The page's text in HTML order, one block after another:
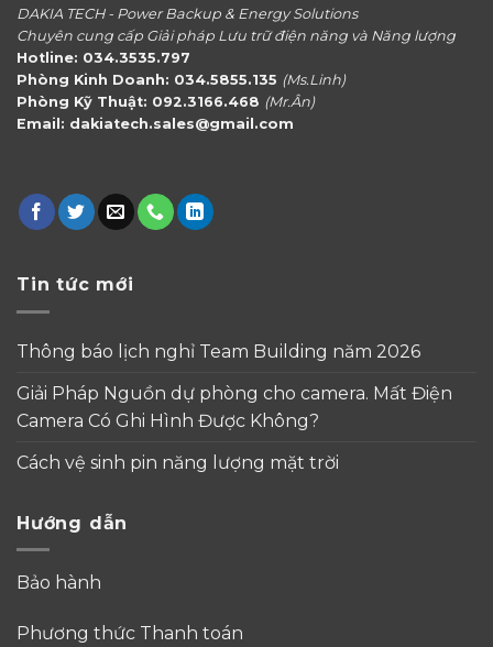
DAKIA TECH - Power Backup & Energy Solutions
Chuyên cung cấp Giải pháp Lưu trữ điện năng và Năng lượng
Hotline: 034.3535.797
Phòng Kinh Doanh: 034.5855.135 (Ms.Linh)
Phòng Kỹ Thuật: 092.3166.468 (Mr.Ân)
Email: dakiatech.sales@gmail.com
Tin tức mới
Thông báo lịch nghỉ Team Building năm 2026
Giải Pháp Nguồn dự phòng cho camera. Mất Điện
Camera Có Ghi Hình Được Không?
Cách vệ sinh pin năng lượng mặt trời
Hướng dẫn
Bảo hành
Phương thức Thanh toán